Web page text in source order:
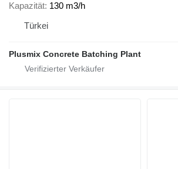
Kapazität 130 m3/h
Türkei
Plusmix Concrete Batching Plant